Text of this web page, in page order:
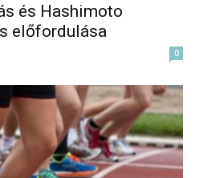
és Hashimoto
előfordulása
0